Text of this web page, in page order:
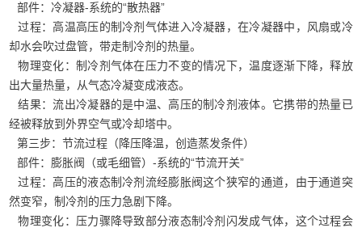
部件：冷凝器-系统的“散热器”
过程：高温高压的制冷剂气体进入冷凝器，在冷凝器中，风扇或冷
却水会吹过盘管，带走制冷剂的热量。
物理变化：制冷剂气体在压力不变的情况下，温度逐渐下降，释放
出大量热量，从气态冷凝变成液态。
结果：流出冷凝器的是中温、高压的制冷剂液体。它携带的热量已
经被释放到外界空气或冷却塔中。
第三步：节流过程（降压降温，创造蒸发条件）
部件：膨胀阀（或毛细管）-系统的“节流开关”
过程：高压的液态制冷剂流经膨胀阀这个狭窄的通道，由于通道突
然变窄，制冷剂的压力急剧下降。
物理变化：压力骤降导致部分液态制冷剂闪发成气体，这个过程会